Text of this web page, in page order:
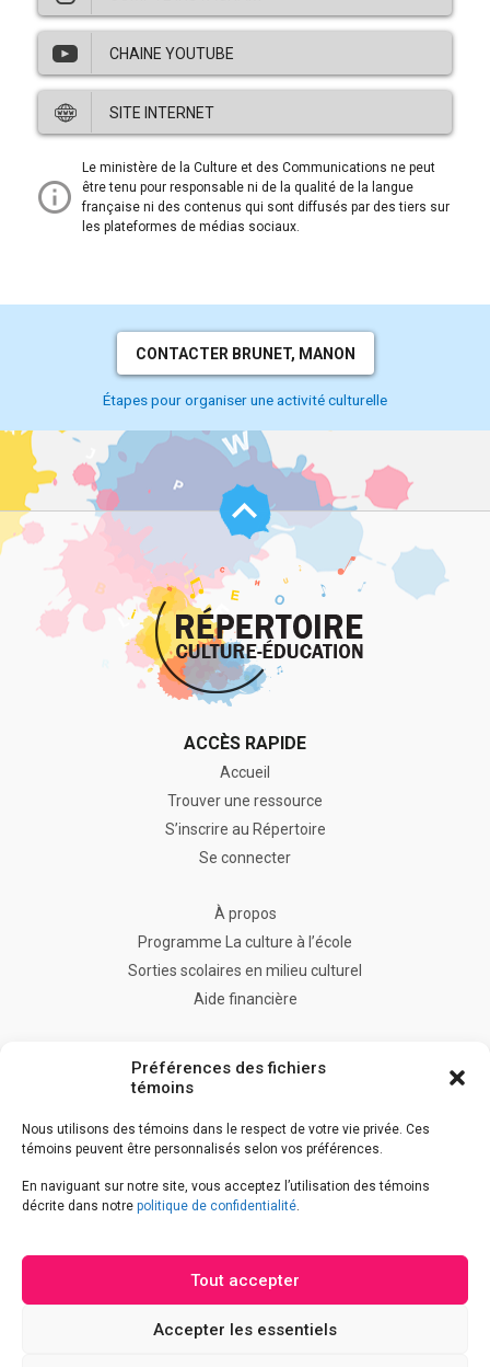
Préférences des fichiers
témoins
Nous utilisons des témoins dans le respect de votre vie privée. Ces
témoins peuvent être personnalisés selon vos préférences.
En naviguant sur notre site, vous acceptez l’utilisation des témoins
décrite dans notre politique de confidentialité.
Tout accepter
Accepter les essentiels
ouvre
une
nouvelle
fenêtre.
lien
ouvre
dans
une
nouvelle
fenêtre.
CHAINE YOUTUBE
lien
ouvre
une
nouvelle
fenêtre.
SITE INTERNET
lien
ouvre
dans
Le ministère de la Culture et des Communications ne peut
être tenu pour responsable ni de la qualité de la langue
française ni des contenus qui sont diffusés par des tiers sur
les plateformes de médias sociaux.
CONTACTER BRUNET, MANON
Étapes pour organiser une activité culturelle
de
page
ACCÈS RAPIDE
Accueil
Trouver une ressource
S’inscrire au Répertoire
Se connecter
À propos
Programme La culture à l’école
Sorties scolaires en milieu culturel
Aide financière
Accessibilité
Politique de confidentialité